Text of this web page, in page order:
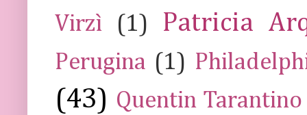
Virzì
(1) Patricia
Perugina (1)
(43) Quentin Tarantino